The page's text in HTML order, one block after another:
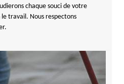
chaque souci de votre
travail. Nous respectons